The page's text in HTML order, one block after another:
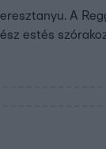
A
estés